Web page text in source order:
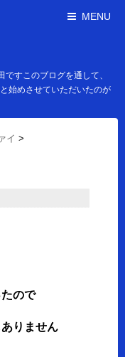
MENU
すこのブログを通して、
始めさせていただいたのが
イ >
ので
りません